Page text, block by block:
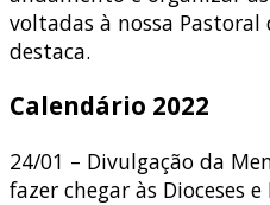
voltadas à nossa Pastoral
destaca.
Calendário 2022
24/01 – Divulgação da
fazer chegar às Dioceses